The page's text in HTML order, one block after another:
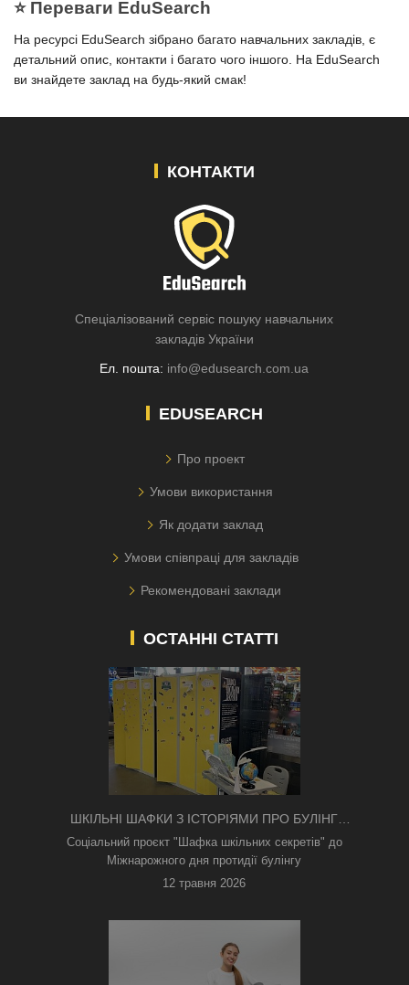
⭐️ Переваги EduSearch
На ресурсі EduSearch зібрано багато навчальних закладів, є
детальний опис, контакти і багато чого іншого. На EduSearch
ви знайдете заклад на будь-який смак!
КОНТАКТИ
Спеціалізований сервіс пошуку навчальних
закладів України
Ел. пошта: info@edusearch.com.ua
EDUSEARCH
Про проект
Умови використання
Як додати заклад
Умови співпраці для закладів
Рекомендовані заклади
ОСТАННІ СТАТТІ
ШКІЛЬНІ ШАФКИ З ІСТОРІЯМИ ПРО БУЛІНГ
З'ЯВИЛИСЯ В КИЄВІ
Соціальний проєкт "Шафка шкільних секретів" до
Міжнарожного дня протидії булінгу
12 травня 2026